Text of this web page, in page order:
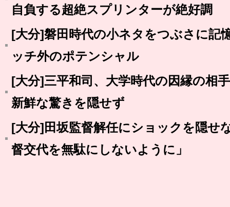
自負する超絶スプリンターが絶好調
[大分]磐田時代の小ネタをつぶさに記
ッチ外のポテンシャル
[大分]三平和司、大学時代の因縁の相
新鮮な驚きを隠せず
[大分]田坂監督解任にショックを隠せ
督交代を無駄にしないように」